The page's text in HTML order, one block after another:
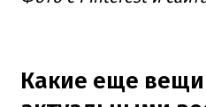
Какие еще вещи